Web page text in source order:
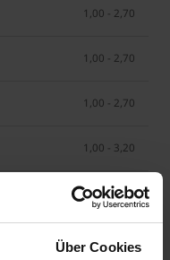
Über Cookies
1,00 - 2,70
1,00 - 2,70
1,00 - 2,70
1,00 - 3,20
1,00 - 3,20